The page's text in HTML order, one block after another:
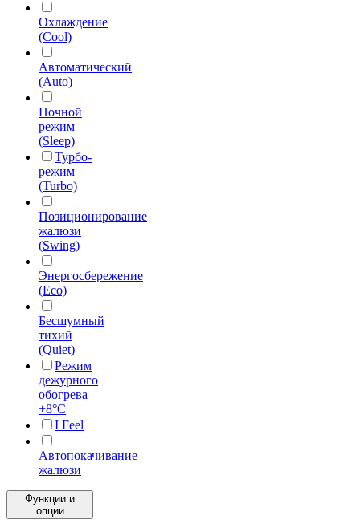
Охлаждение
(Cool)
Автоматический
(Auto)
Ночной
режим
(Sleep)
Турбо-
режим
(Turbo)
Позиционирование
жалюзи
(Swing)
Энергосбережение
(Eco)
Бесшумный
тихий
(Quiet)
Режим
дежурного
обогрева
+8°С
I Feel
Автопокачивание
жалюзи
Функции и
опции